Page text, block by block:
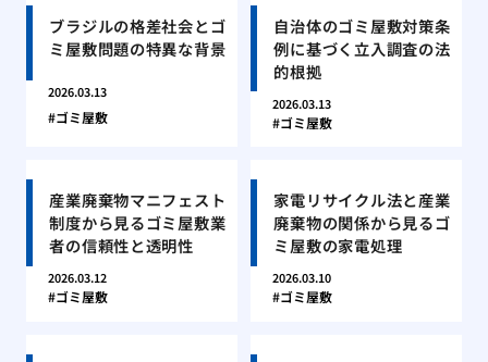
ブラジルの格差社会とゴ
ミ屋敷問題の特異な背景
2026.03.13
ゴミ屋敷
自治体のゴミ屋敷対策条
例に基づく立入調査の法
的根拠
2026.03.13
ゴミ屋敷
産業廃棄物マニフェスト
制度から見るゴミ屋敷業
者の信頼性と透明性
2026.03.12
ゴミ屋敷
家電リサイクル法と産業
廃棄物の関係から見るゴ
ミ屋敷の家電処理
2026.03.10
ゴミ屋敷